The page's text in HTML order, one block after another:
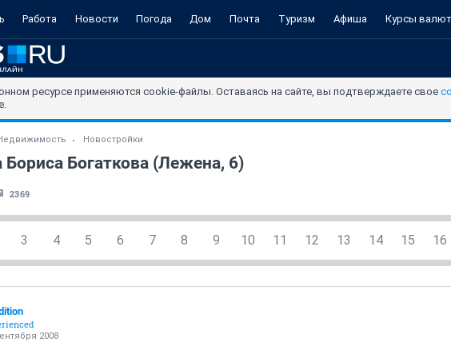
Работа Новости Погода Дом Почта Туризм Афиша Курсы валют
ресурсе применяются cookie-файлы. Оставаясь на сайте, вы подтверждаете свое
Новостройки
Богаткова (Лежена, 6)
2369
3 4 5 6 7 8 9 10 11 12 13 14 15 16
2008